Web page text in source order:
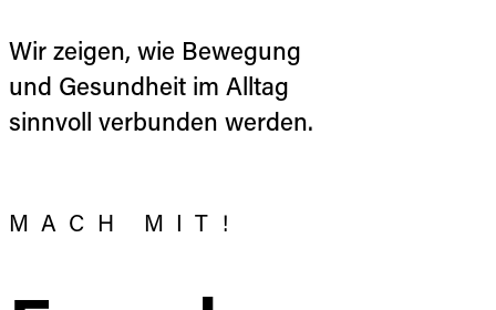
Wir zeigen, wie Bewegung
und Gesundheit im Alltag
sinnvoll verbunden werden.
MACH MIT!